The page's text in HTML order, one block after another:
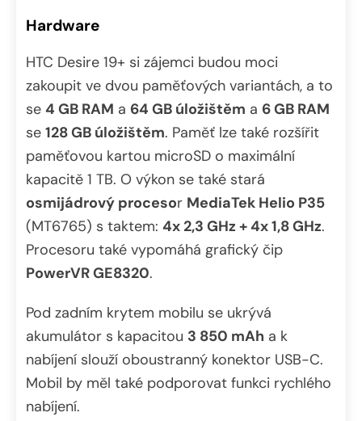
Hardware
HTC Desire 19+ si zájemci budou moci
zakoupit ve dvou paměťových variantách, a to
se 4 GB RAM a 64 GB úložištěm a 6 GB RAM
se 128 GB úložištěm. Paměť lze také rozšířit
paměťovou kartou microSD o maximální
kapacitě 1 TB. O výkon se také stará
osmijádrový procesor MediaTek Helio P35
(MT6765) s taktem: 4x 2,3 GHz + 4x 1,8 GHz.
Procesoru také vypomáhá grafický čip
PowerVR GE8320.
Pod zadním krytem mobilu se ukrývá
akumulátor s kapacitou 3 850 mAh a k
nabíjení slouží oboustranný konektor USB-C.
Mobil by měl také podporovat funkci rychlého
nabíjení.